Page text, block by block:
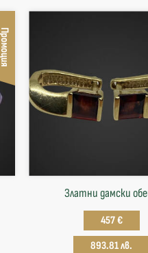
Промоция
Златни дамски
457 €
893.81 лв.